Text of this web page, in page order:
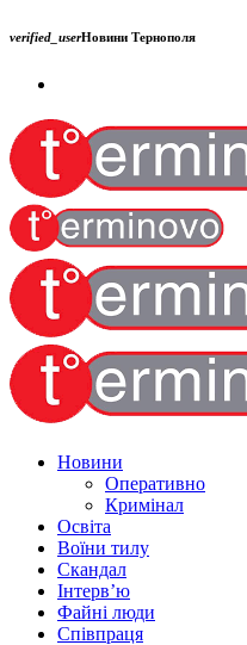
verified_userНовини Тернополя
Новини
Оперативно
Кримінал
Освіта
Воїни тилу
Скандал
Інтерв’ю
Файні люди
Співпраця